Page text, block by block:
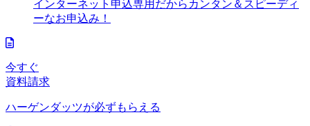
インターネット申込専用だからカンタン＆スピーディ
ーなお申込み！
今すぐ
資料請求
ハーゲンダッツが必ずもらえる